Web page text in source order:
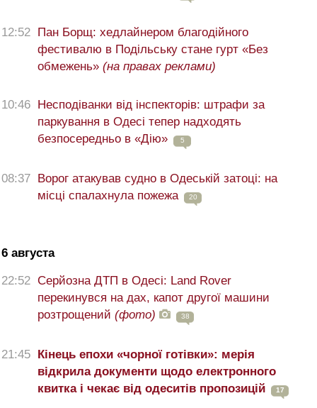
12:52 Пан Борщ: хедлайнером благодійного
фестивалю в Подільську стане гурт «Без
обмежень» (на правах реклами)
10:46 Несподіванки від інспекторів: штрафи за
паркування в Одесі тепер надходять
безпосередньо в «Дію»
5
08:37 Ворог атакував судно в Одеській затоці: на
місці спалахнула пожежа
20
6 августа
22:52 Серйозна ДТП в Одесі: Land Rover
перекинувся на дах, капот другої машини
розтрощений (фото) 38
21:45 Кінець епохи «чорної готівки»: мерія
відкрила документи щодо електронного
квитка і чекає від одеситів пропозицій
17